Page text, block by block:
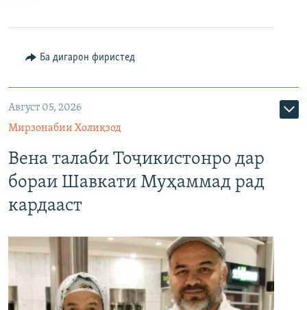
Ба дигарон фиристед
Август 05, 2026
Мирзонабии Холиқзод
Вена талаби Тоҷикистонро дар
бораи Шавкати Муҳаммад рад
кардааст